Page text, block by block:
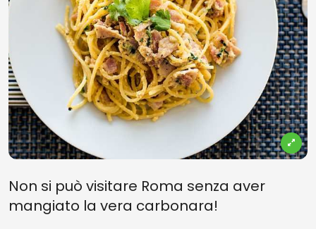
Non si può visitare Roma senza aver
mangiato la vera carbonara!